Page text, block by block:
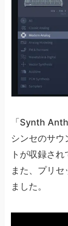
「Synth
シンセのサ
トが収録され
また、プリ
ました。